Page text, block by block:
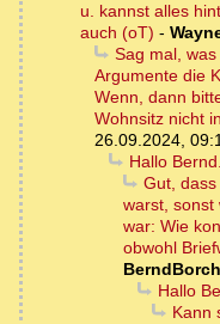
u. kannst alles
auch (oT) -
Sag mal,
Argumente die
Wenn, dann
Wohnsitz nicht
26.09.2024,
Hallo
Gut,
warst, sonst
war: Wie
obwohl
Hallo
Kann